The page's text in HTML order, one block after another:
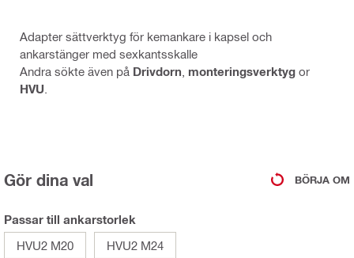
Adapter sättverktyg för kemankare i kapsel och
ankarstänger med sexkantsskalle
Andra sökte även på Drivdorn monteringsverktyg or
HVU
Gör dina val BÖRJA OM
Passar till ankarstorlek
HVU2 M20
HVU2 M24